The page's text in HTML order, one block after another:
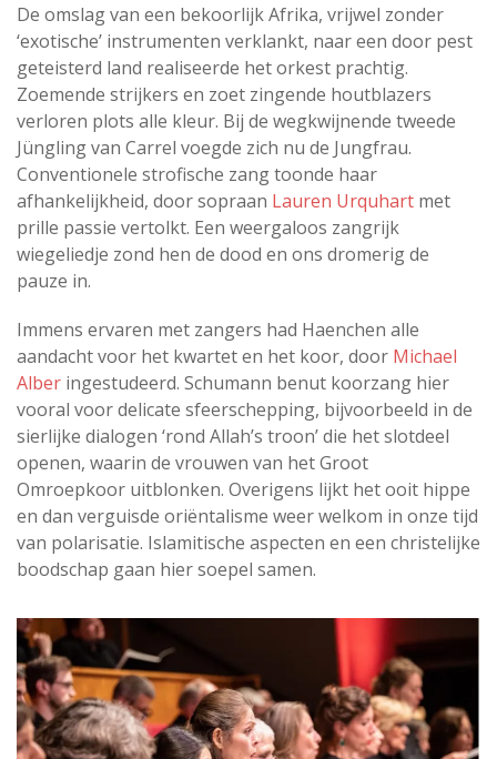
De omslag van een bekoorlijk Afrika, vrijwel zonder
‘exotische’ instrumenten verklankt, naar een door pest
geteisterd land realiseerde het orkest prachtig.
Zoemende strijkers en zoet zingende houtblazers
verloren plots alle kleur. Bij de wegkwijnende tweede
Jüngling van Carrel voegde zich nu de Jungfrau.
Conventionele strofische zang toonde haar
afhankelijkheid, door sopraan Lauren Urquhart met
prille passie vertolkt. Een weergaloos zangrijk
wiegeliedje zond hen de dood en ons dromerig de
pauze in.
Immens ervaren met zangers had Haenchen alle
aandacht voor het kwartet en het koor, door Michael
Alber ingestudeerd. Schumann benut koorzang hier
vooral voor delicate sfeerschepping, bijvoorbeeld in de
sierlijke dialogen ‘rond Allah’s troon’ die het slotdeel
openen, waarin de vrouwen van het Groot
Omroepkoor uitblonken. Overigens lijkt het ooit hippe
en dan verguisde oriëntalisme weer welkom in onze tijd
van polarisatie. Islamitische aspecten en een christelijke
boodschap gaan hier soepel samen.